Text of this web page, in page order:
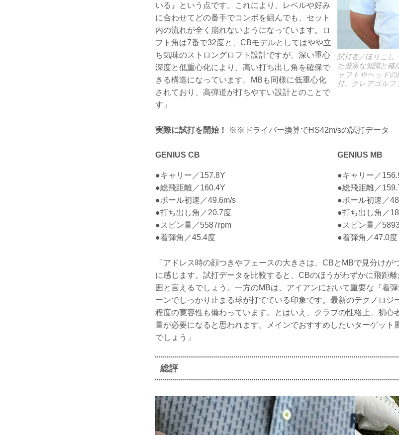
いる』という点です。これにより、レベルや好み
に合わせてどの番手でコンボを組んでも、セット
内の流れが全く崩れないようになっています。ロ
フト角は7番で32度と、CBモデルとしてはやや立
ち気味のストロングロフト設計ですが、深い重心
深度と低重心化により、高い打ち出し角を確保で
きる構造になっています。MBも同様に低重心化
されており、高弾道が打ちやすい設計とのことで
す」
試打者／ほりこし
た豊富な知識と確
ャフトやヘッド
打。クレアゴルフ
実際に試打を開始！ ※※ドライバー換算でHS42m/sの試打データ
GENIUS CB
●キャリー／157.8Y
●総飛距離／160.4Y
●ボール初速／49.6m/s
●打ち出し角／20.7度
●スピン量／5587rpm
●着弾角／45.4度
GENIUS MB
●キャリー／
●総飛距離／
●ボール初速／
●打ち出し角／
●スピン量／
●着弾角／47.0度
「アドレス時の顔つきやフェースの大きさは、CBとMBで見分けが
に感じます。試打データを比較すると、CBのほうがわずかに飛距
囲と言えるでしょう。一方のMBは、アイアンにおいて重要な『着
ーンでしっかり止まる球が打てている印象です。最新のテクノロジ
程度の寛容性も備わっています。とはいえ、クラブの性格上、初心
量が必要になると思われます。メインでおすすめしたいターゲット
でしょう」
総評